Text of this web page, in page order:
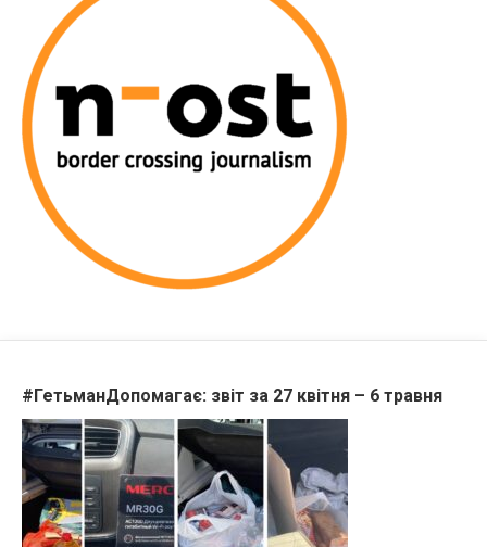
#ГетьманДопомагає: звіт за 27 квітня – 6 травня